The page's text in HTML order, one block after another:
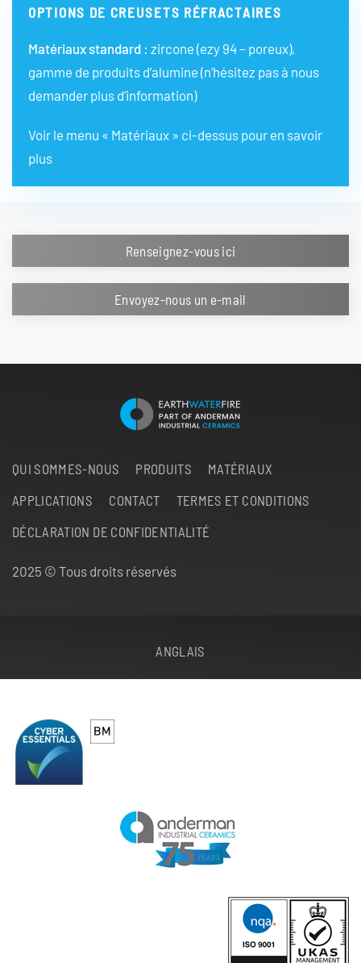
OPTIONS DE CREUSETS RÉFRACTAIRES
Matériaux standard : zircone (ezy 94 – poreux),
gamme de produits d’alumine (n’hésitez pas à nous
demander plus d’information)
Voir le menu « Matériaux » ci-dessus pour en savoir
plus
Renseignez-vous ici
Envoyez-nous un e-mail
QUI SOMMES-NOUS PRODUITS
MATÉRIAUX
APPLICATIONS
CONTACT
TERMES ET CONDITIONS
DÉCLARATION DE CONFIDENTIALITÉ
2025 © Tous droits réservés
ANGLAIS